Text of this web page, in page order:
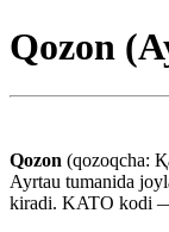
Qozon
Qozon (qozoqcha:
Ayrtau tumanida
kiradi. KATO kodi